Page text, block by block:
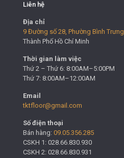
Liên hệ
Địa chỉ
9 Đường số 28, Phường Bình Trưng
Thành Phố Hồ Chí Minh
Thời gian làm việc
Thứ 2 – Thứ 6: 8:00AM–5:00PM
Thứ 7: 8:00AM–12:00AM
Email
tktfloor@gmail.com
Số điện thoại
Bán hàng: 09.05.356.285
CSKH 1: 028.66.830.930
CSKH 2: 028.66.830.931